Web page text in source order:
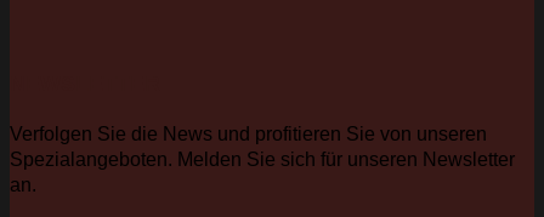
Verfolgen Sie die News und profitieren Sie von unseren
Spezialangeboten. Melden Sie sich für unseren Newsletter
an.